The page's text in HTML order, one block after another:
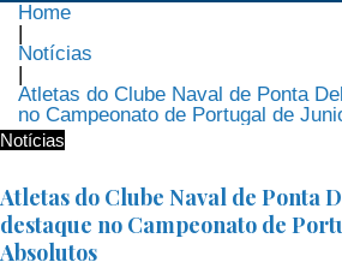
Home
|
Notícias
|
Atletas do Clube Naval de Ponta
no Campeonato de Portugal de
Notícias
Atletas do Clube Naval de Ponta
destaque no Campeonato de
Absolutos